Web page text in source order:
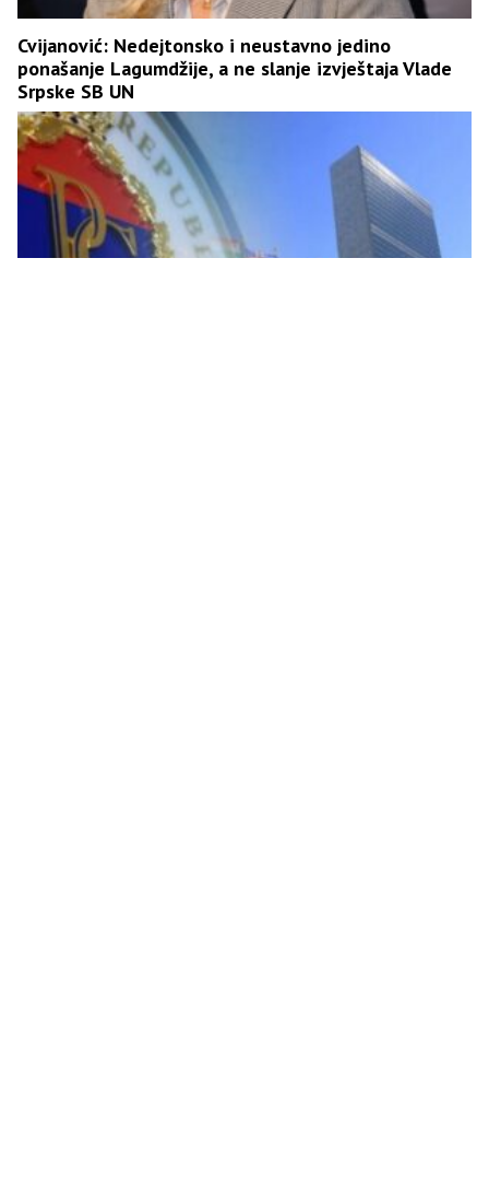
Cvijanović: Nedejtonsko i neustavno jedino
ponašanje Lagumdžije, a ne slanje izvještaja Vlade
Srpske SB UN